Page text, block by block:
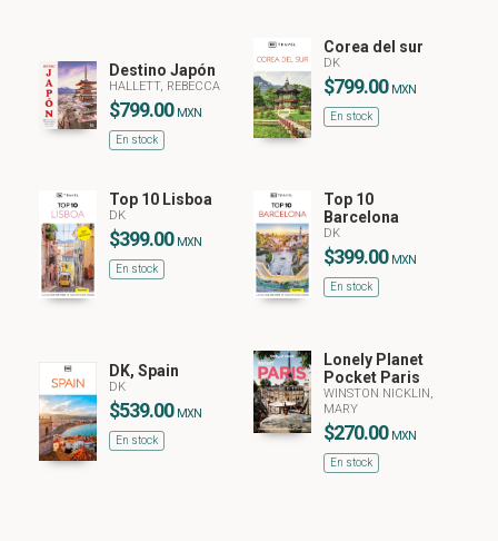
Destino Japón
HALLETT, REBECCA
$799.00 MXN
En stock
Corea del sur
DK
$799.00 MXN
En stock
Top 10 Lisboa
DK
$399.00 MXN
En stock
Top 10
Barcelona
DK
$399.00 MXN
En stock
DK, Spain
DK
$539.00 MXN
En stock
Lonely Planet
Pocket Paris
WINSTON NICKLIN,
MARY
$270.00 MXN
En stock